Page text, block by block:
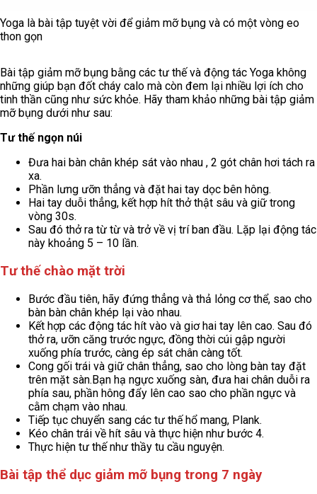
Yoga là bài tập tuyệt vời để giảm mỡ bụng và có một vòng eo
thon gọn
Bài tập giảm mỡ bụng bằng các tư thế và động tác Yoga không
những giúp bạn đốt cháy calo mà còn đem lại nhiều lợi ích cho
tinh thần cũng như sức khỏe. Hãy tham khảo những bài tập giảm
mỡ bụng dưới như sau:
Tư thế ngọn núi
Đưa hai bàn chân khép sát vào nhau , 2 gót chân hơi tách ra
xa.
Phần lưng ưỡn thẳng và đặt hai tay dọc bên hông.
Hai tay duỗi thẳng, kết hợp hít thở thật sâu và giữ trong
vòng 30s.
Sau đó thở ra từ từ và trở về vị trí ban đầu. Lặp lại động tác
này khoảng 5 – 10 lần.
Tư thế chào mặt trời
Bước đầu tiên, hãy đứng thẳng và thả lỏng cơ thể, sao cho
bàn bàn chân khép lại vào nhau.
Kết hợp các động tác hít vào và giơ hai tay lên cao. Sau đó
thở ra, ưỡn căng trước ngực, đồng thời cúi gập người
xuống phía trước, càng ép sát chân càng tốt.
Cong gối trái và giữ chân thẳng, sao cho lòng bàn tay đặt
trên mặt sàn.Bạn hạ ngực xuống sàn, đưa hai chân duỗi ra
phía sau, phần hông đẩy lên cao sao cho phần ngực và
cằm chạm vào nhau.
Tiếp tục chuyển sang các tư thế hổ mang, Plank.
Kéo chân trái về hít sâu và thực hiện như bước 4.
Thực hiện tư thế như thầy tu cầu nguyện.
Bài tập thể dục giảm mỡ bụng trong 7 ngày